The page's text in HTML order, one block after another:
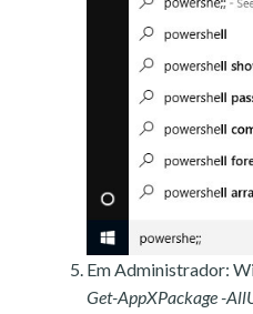
Em Administrador:
Get-AppXPackage -